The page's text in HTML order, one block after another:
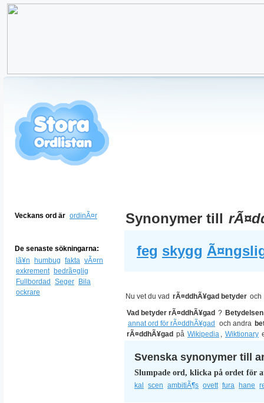
Veckans ord är ordinÃ¤r
De senaste sökningarna:
lã¥n
humbug fakta vÃ¤rn
exkrement bedrã¤glig
Fullbordad
Seger
Bila
ockrare
Synonymer till
feg skygg
Nu vet du vad rÃ¤ddhÃ¥gad betyder och
Vad betyder rÃ¤ddhÃ¥gad ? Betydelsen
annat ord för rÃ¤ddhÃ¥gad
och andra
rÃ¤ddhÃ¥gad på Wikipedia , Wiktionary
Svenska synonymer till
Slumpade ord, klicka på ordet för
kal scen ambitiÃ¶s ovett fura hane